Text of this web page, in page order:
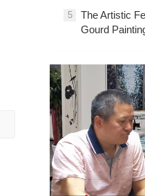
5
The Artistic
Gourd